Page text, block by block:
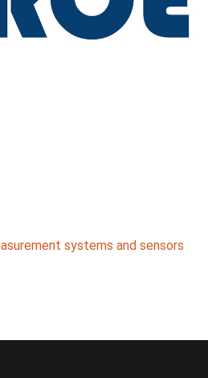
systems and sensors